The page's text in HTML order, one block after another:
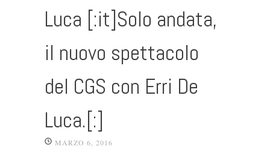
Luca [:it]Solo andata,
il nuovo spettacolo
del CGS con Erri De
Luca.[:]
MARZO 6, 2016